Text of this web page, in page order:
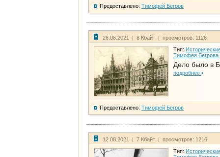
Предоставлено: Тимофей Бегров
26.08.2021 | 8 Кбайт | просмотров: 1126
Тип:
Тимофея Бегрова
Дело было в
подробнее
Предоставлено: Тимофей Бегров
12.08.2021 | 7 Кбайт | просмотров: 1216
Тип: